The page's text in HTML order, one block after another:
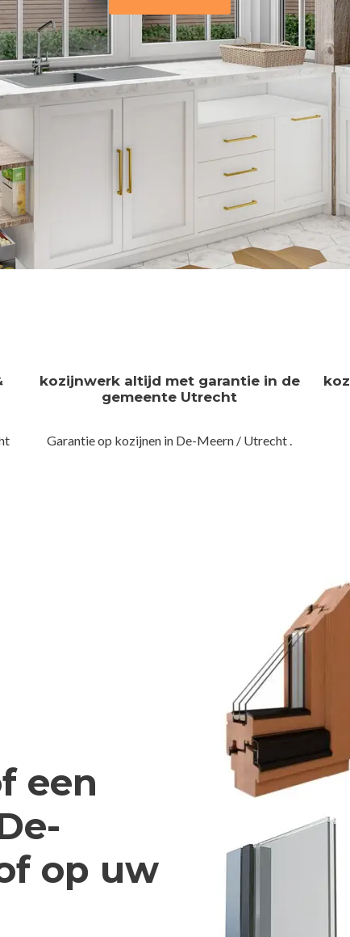
kozijnwerk altijd met garantie in de
gemeente Utrecht
Garantie op kozijnen in De-Meern / Utrecht .
een
op uw